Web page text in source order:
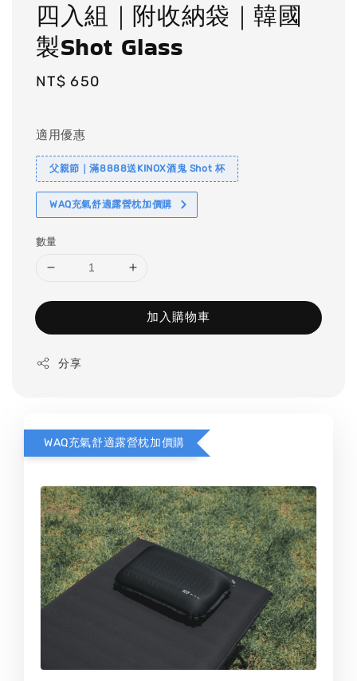
四入組｜附收納袋｜韓國
製Shot Glass
Regular
NT$ 650
適用優惠
父親節｜滿8888送KINOX酒鬼 Shot 杯
WAQ充氣舒適露營枕加價購
數量
加入購物車
分享
WAQ充氣舒適露營枕加價購